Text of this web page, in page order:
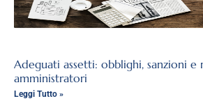
Adeguati assetti: obblighi, sanzioni e
amministratori
Leggi Tutto »